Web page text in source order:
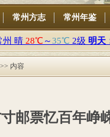
常州方志 常州年鉴
>> 内容
邮票忆百年峥